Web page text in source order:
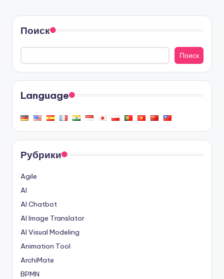
Поиск
Поиск
Language
Рубрики
Agile
AI
AI Chatbot
AI Image Translator
AI Visual Modeling
Animation Tool
ArchiMate
BPMN